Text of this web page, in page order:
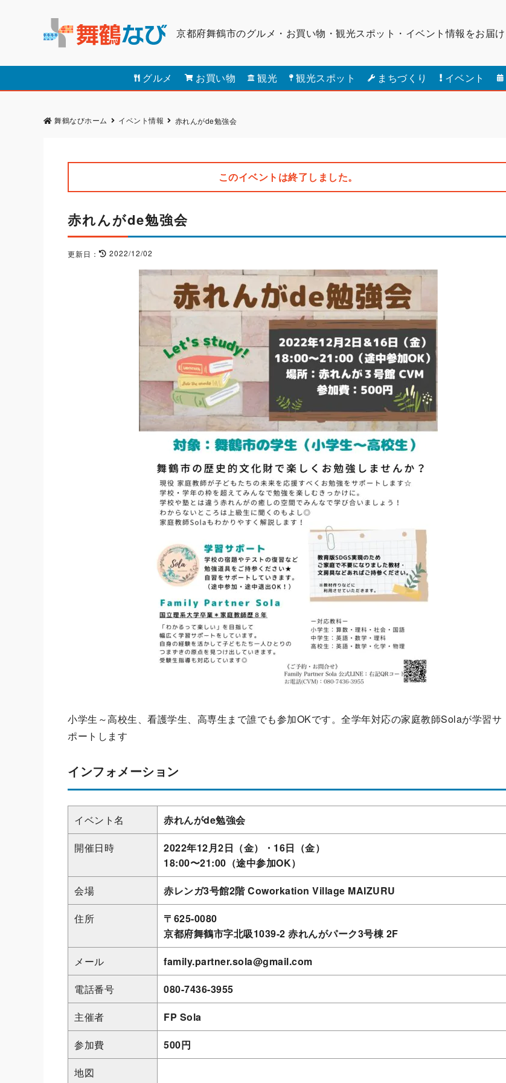
京都府舞鶴市のグルメ・お買い物・観光スポット・ イベント情報をお届け
グルメ お買い物 観光 観光スポット まちづくり イベント
舞鶴なびホーム イベント情報 赤れんがde勉強会
このイベントは終了しました。
赤れんがde勉強会
更新日： 2022/12/02
小学生～高校生、看護学生、高専生まで誰でも参加OKです。全学年対応の家庭教師Solaが学習サ
ポートします
インフォメーション
イベント名
赤れんがde勉強会
開催日時
2022年12月2日（金）・16日（金）
18:00〜21:00（途中参加OK）
会場
赤レンガ3号館2階 Coworkation Village ​MAIZURU
住所
〒625-0080
京都府舞鶴市字北吸1039-2 赤れんがパーク3号棟 2F
メール
family.partner.sola@gmail.com
電話番号
080-7436-3955
主催者
FP Sola
参加費
500円
地図